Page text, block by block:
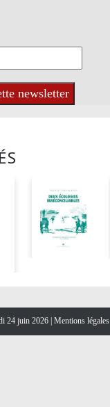
24 juin 2026 | Mentions légales